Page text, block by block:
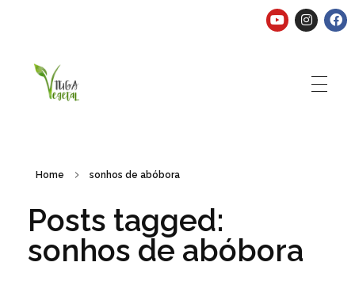
Home sonhos de abóbora
Posts tagged:
sonhos de abóbora